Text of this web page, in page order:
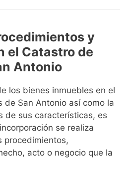
y
el Catastro de
Antonio
los bienes inmuebles en el
de San Antonio así como la
de sus características, es
se realiza
procedimientos,
acto o negocio que la